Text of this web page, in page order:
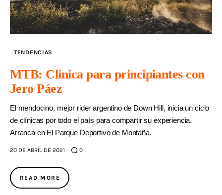
TENDENCIAS
MTB: Clínica para principiantes con
Jero Páez
El mendocino, mejor rider argentino de Down Hill, inicia un ciclo
de clínicas por todo el país para compartir su experiencia.
Arranca en El Parque Deportivo de Montaña.
20 DE ABRIL DE 2021 0
READ MORE